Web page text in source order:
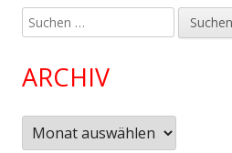
Suchen
nach:
ARCHIV
Archiv